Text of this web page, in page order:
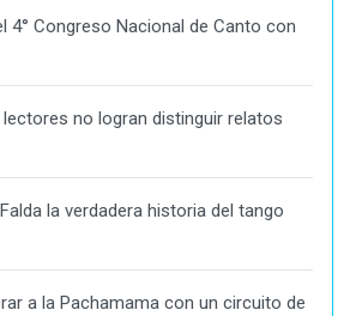
4° Congreso Nacional de Canto con
no logran distinguir relatos
la verdadera historia del tango
a la Pachamama con un circuito de